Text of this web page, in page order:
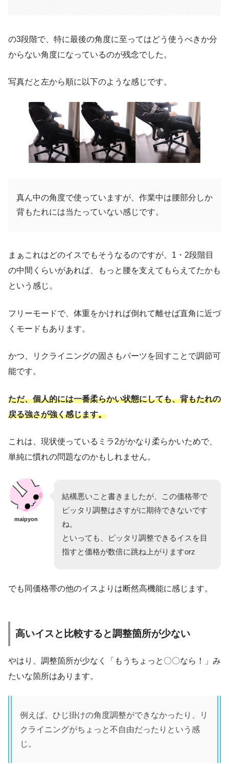
の3段階で、特に最後の角度に至ってはどう使うべきか分
からない角度になっているのが残念でした。
写真だと左から順に以下のような感じです。
真ん中の角度で使っていますが、作業中は腰部分しか
背もたれには当たっていない感じです。
まぁこれはどのイスでもそうなるのですが、1・2段階目
の中間くらいがあれば、もっと腰を支えてもらえてたかも
という感じ。
フリーモードで、体重をかければ倒れて離せば直角に近づ
くモードもあります。
かつ、リクライニングの固さもパーツを回すことで調節可
能です。
ただ、個人的には一番柔らかい状態にしても、背もたれの
戻る強さが強く感じます。
これは、現状使っているミラ2がかなり柔らかいためで、
単純に慣れの問題なのかもしれません。
maipyon
結構悪いこと書きましたが、この価格帯で
ピッタリ調整はさすがに期待できないです
ね。
といっても、ピッタリ調整できるイスを目
指すと価格が数倍に跳ね上がりますorz
でも同価格帯の他のイスよりは断然高機能に感じます。
高いイスと比較すると調整箇所が少ない
やはり、調整箇所が少なく「もうちょっと〇〇なら！」み
たいな箇所はあります。
例えば、ひじ掛けの角度調整ができなかったり、リ
クライニングがちょっと不自由だったりという感
じ。